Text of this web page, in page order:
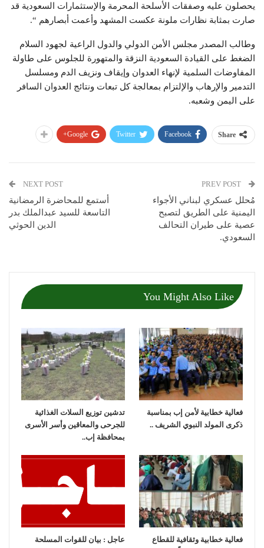
يحصلون عليه وصفقات الأسلحة المحرمة والإستثمارات السعودية قد
صارت بمثابة نظارات ملونة عكست المشهد وأعمت أبصارهم “.
وطالب المصدر مجلس الأمن الدولي والدول الراعية لجهود السلام
الضغط على القيادة السعودية النزقة والمتهورة للجلوس على طاولة
المفاوضات السلمية لإنهاء العدوان وإيقاف ونزيف الدم ومسلسل
التدمير والإرهاب والإلتزام بمعالجة كل تبعات ونتائج العدوان السافر
على اليمن وشعبه.
Share
Facebook
Twitter
Google+
مُحلل عسكري لبناني الأجواء
اليمنية على الطريق لتصبح
عصية على طيران التحالف
السعودي.
NEXT POST
أستمع للمحاضرة الرمضانية
التاسعة للسيد عبدالملك بدر
الدين الحوثي
You Might Also Like
فعالية خطابية لأمن إب بمناسبة
ذكرى المولد النبوي الشريف ..
تدشين توزيع السلات الغذائية
للجرحى والمعاقين وأسر الأسرى
بمحافظة إب..
فعالية خطابية وثقافية للقطاع
عاجل : بيان للقوات المسلحة